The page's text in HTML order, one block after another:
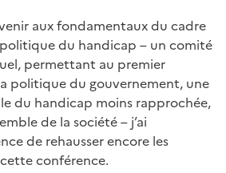
aux fondamentaux du cadre
du handicap – un comité
permettant au premier
politique du gouvernement, une
du handicap moins rapprochée,
de la société – j’ai
de rehausser encore les
conférence.